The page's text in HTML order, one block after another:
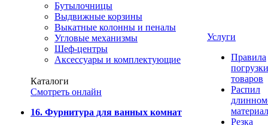
Бутылочницы
Выдвижные корзины
Выкатные колонны и пеналы
Угловые механизмы
Шеф-центры
Аксессуары и комплектующие
Каталоги
Смотреть онлайн
16. Фурнитура для ванных комнат
Услуги
Правила
погрузки
товаров
Распил
Резка